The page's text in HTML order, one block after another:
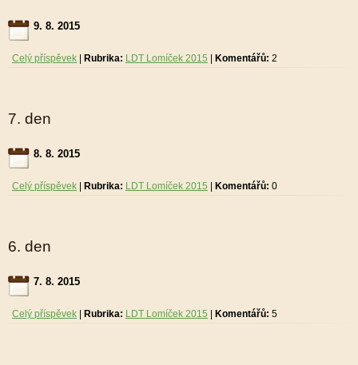
9. 8. 2015
Celý příspěvek Rubrika: LDT Lomíček 2015 Komentářů: 2
7. den
8. 8. 2015
Celý příspěvek Rubrika: LDT Lomíček 2015 Komentářů: 0
6. den
7. 8. 2015
Celý příspěvek Rubrika: LDT Lomíček 2015 Komentářů: 5